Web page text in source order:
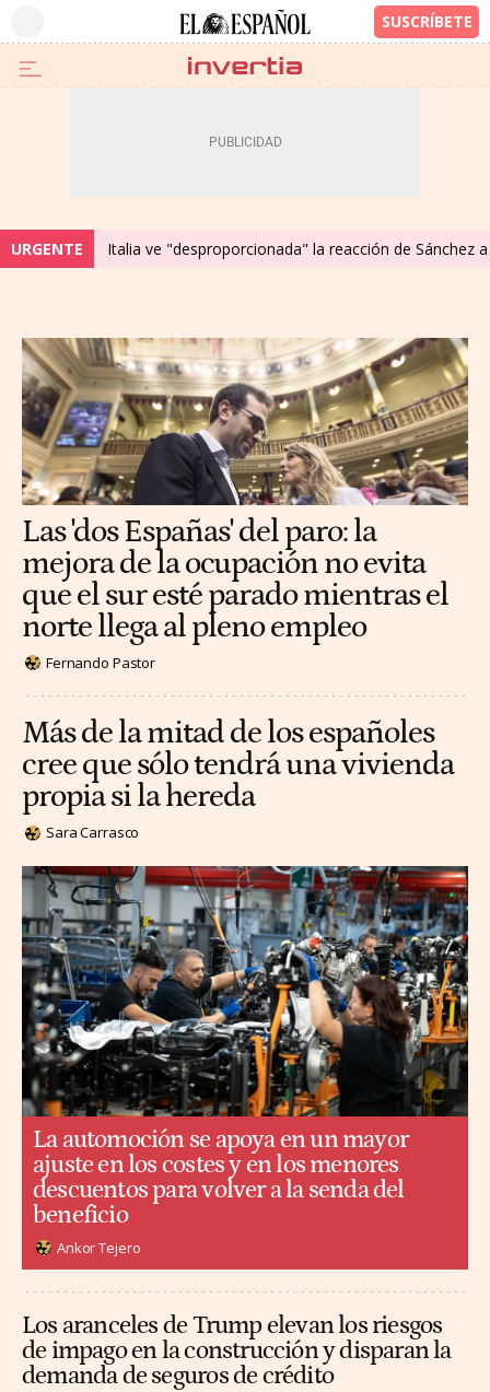
URGENTE Italia ve "desproporcionada" la reacción de Sánchez
Las 'dos Españas' del paro: la
mejora de la ocupación no evita
que el sur esté parado mientras el
norte llega al pleno empleo
Fernando Pastor
Más de la mitad de los españoles
cree que sólo tendrá una vivienda
propia si la hereda
Sara Carrasco
La automoción se apoya en un mayor
ajuste en los costes y en los menores
descuentos para volver a la senda del
beneficio
Ankor Tejero
Los aranceles de Trump elevan los riesgos
de impago en la construcción y disparan la
demanda de seguros de crédito